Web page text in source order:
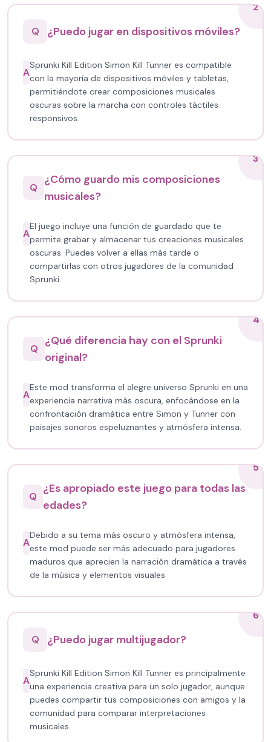
2
Q
¿Puedo jugar en dispositivos móviles?
A
Sprunki Kill Edition Simon Kill Tunner es compatible
con la mayoría de dispositivos móviles y tabletas,
permitiéndote crear composiciones musicales
oscuras sobre la marcha con controles táctiles
responsivos.
3
Q
¿Cómo guardo mis composiciones
musicales?
A
El juego incluye una función de guardado que te
permite grabar y almacenar tus creaciones musicales
oscuras. Puedes volver a ellas más tarde o
compartirlas con otros jugadores de la comunidad
Sprunki.
4
Q
¿Qué diferencia hay con el Sprunki
original?
A
Este mod transforma el alegre universo Sprunki en una
experiencia narrativa más oscura, enfocándose en la
confrontación dramática entre Simon y Tunner con
paisajes sonoros espeluznantes y atmósfera intensa.
5
Q
¿Es apropiado este juego para todas las
edades?
A
Debido a su tema más oscuro y atmósfera intensa,
este mod puede ser más adecuado para jugadores
maduros que aprecien la narración dramática a través
de la música y elementos visuales.
6
Q
¿Puedo jugar multijugador?
A
Sprunki Kill Edition Simon Kill Tunner es principalmente
una experiencia creativa para un solo jugador, aunque
puedes compartir tus composiciones con amigos y la
comunidad para comparar interpretaciones
musicales.